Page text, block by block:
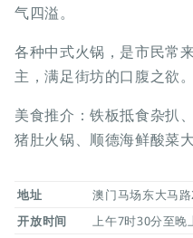
气四溢。
各种中式火锅，是市民常
主，满足街坊的口腹之欲。
美食推介：铁板抵食杂扒
猪肚火锅、顺德海鲜酸菜
地址
澳门马场东大马
开放时间
上午7时30分至晚